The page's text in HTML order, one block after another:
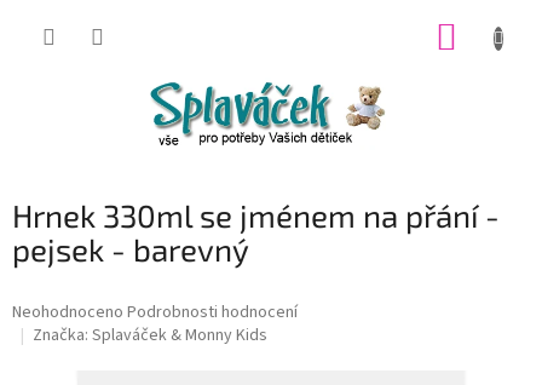
Hrnek 330ml se jménem na přání -
pejsek - barevný
Průměrné
hodnocení
Neohodnoceno Podrobnosti hodnocení
Značka: Splaváček & Monny Kids